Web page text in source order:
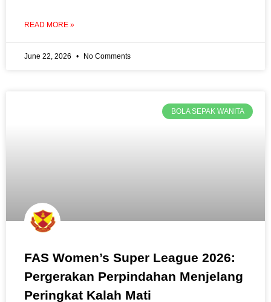
READ MORE »
June 22, 2026 No Comments
BOLA SEPAK WANITA
FAS Women’s Super League 2026:
Pergerakan Perpindahan Menjelang
Peringkat Kalah Mati